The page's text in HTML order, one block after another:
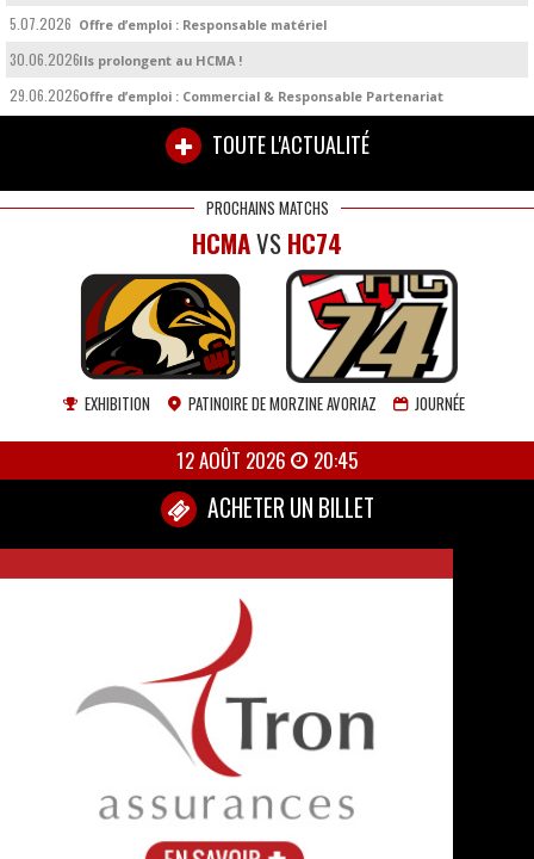
5.07.2026 Offre d’emploi : Responsable matériel
30.06.2026Ils prolongent au HCMA !
29.06.2026Offre d’emploi : Commercial & Responsable Partenariat
TOUTE L'ACTUALITÉ
PROCHAINS MATCHS
HCMAVSHC74
EXHIBITION PATINOIRE DE MORZINE AVORIAZ JOURNÉE
12 AOÛT 2026 20:45
ACHETER UN BILLET